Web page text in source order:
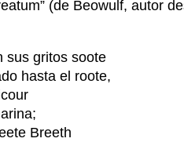
(de Beowulf, autor
sus gritos soote
hasta el roote,
Breeth